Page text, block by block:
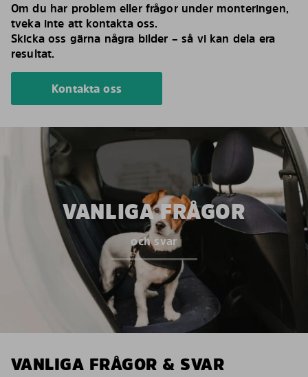
Om du har problem eller frågor under monteringen,
tveka inte att kontakta oss.
Skicka oss gärna några bilder – så vi kan dela era
resultat.
Kontakta oss
VANLIGA FRÅGOR
och svar
VANLIGA FRÅGOR & SVAR